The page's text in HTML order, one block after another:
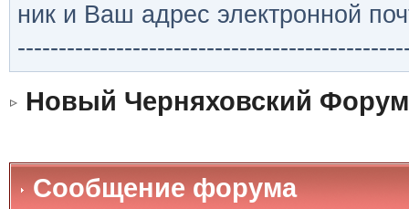
ник и Ваш адрес электронной
Новый Черняховский Форум
Сообщение форума